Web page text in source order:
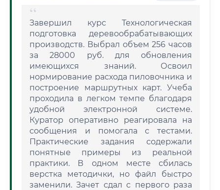
Завершил курс Технологическая
подготовка деревообрабатывающих
производств. Выбрал объем 256 часов
за 28000 руб. для обновления
имеющихся знаний. Освоил
нормирование расхода пиловочника и
построение маршрутных карт. Учеба
проходила в легком темпе благодаря
удобной электронной системе.
Куратор оперативно реагировала на
сообщения и помогала с тестами.
Практические задания содержали
понятные примеры из реальной
практики. В одном месте сбилась
верстка методички, но файл быстро
заменили. Зачет сдал с первого раза